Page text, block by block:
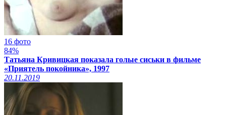
16 фото
84%
Татьяна Кривицкая показала голые сиськи в фильме
«Приятель покойника», 1997
20.11.2019